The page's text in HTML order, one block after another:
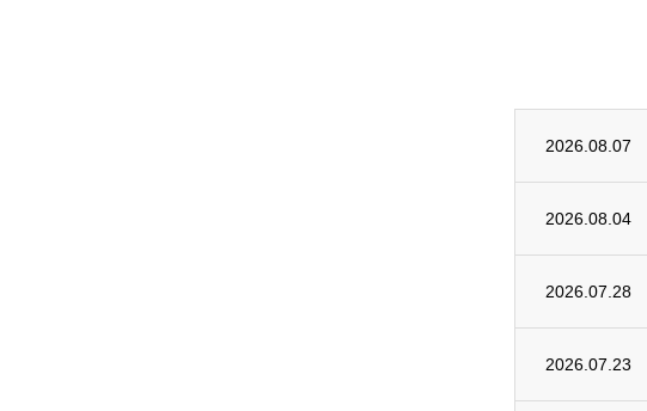
2026.08.07
2026.08.04
2026.07.28
2026.07.23